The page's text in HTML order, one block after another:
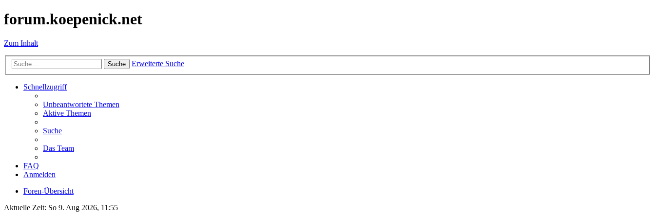
forum.koepenick.net
Zum Inhalt
Suche Erweiterte Suche
Schnellzugriff
Unbeantwortete Themen
Aktive Themen
Suche
Das Team
FAQ
Anmelden
Foren-Übersicht
Aktuelle Zeit: So 9. Aug 2026, 11:55